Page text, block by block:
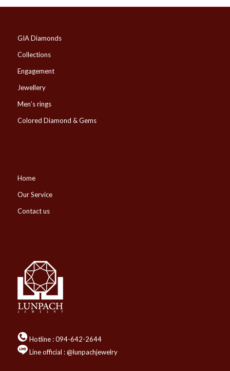
GIA Diamonds
Collections
Engagement
Jewellery
Men’s rings
Colored Diamond & Gems
Home
Our Service
Contact us
Hotline :094-642-2644
Line official : @lunpachjewelry